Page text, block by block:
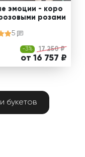
эмоции - коро
розами
5
-3% 17 250 ₽
от 16 757 ₽
букетов